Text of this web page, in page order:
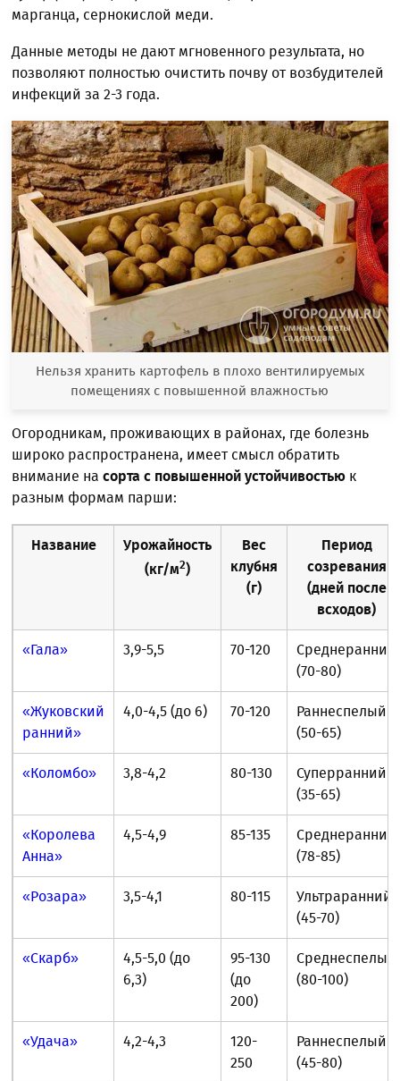
марганца, сернокислой меди.
Данные методы не дают мгновенного результата, но
позволяют полностью очистить почву от возбудителей
инфекций за 2-3 года.
Нельзя хранить картофель в плохо вентилируемых
помещениях с повышенной влажностью
Огородникам, проживающих в районах, где болезнь
широко распространена, имеет смысл обратить
внимание насорта с повышенной устойчивостью к
разным формам парши:
Название
Урожайность
(кг/м2)
Вес
клубня
(г)
Период
созревания
(дней после
всходов)
«Гала» 3,9-5,5 70-120
Среднеранний
(70-80)
«Жуковский
ранний»
4,0-4,5 (до 6) 70-120
Раннеспелый
(50-65)
«Коломбо» 3,8-4,2 80-130
Суперранний
(35-65)
«Королева
Анна»
4,5-4,9 85-135
Среднеранний
(78-85)
«Розара» 3,5-4,1 80-115
Ультраранний
(45-70)
«Скарб»
4,5-5,0 (до
6,3)
95-130
(до
200)
Среднеспелый
(80-100)
«Удача» 4,2-4,3
120-
250
Раннеспелый
(45-80)